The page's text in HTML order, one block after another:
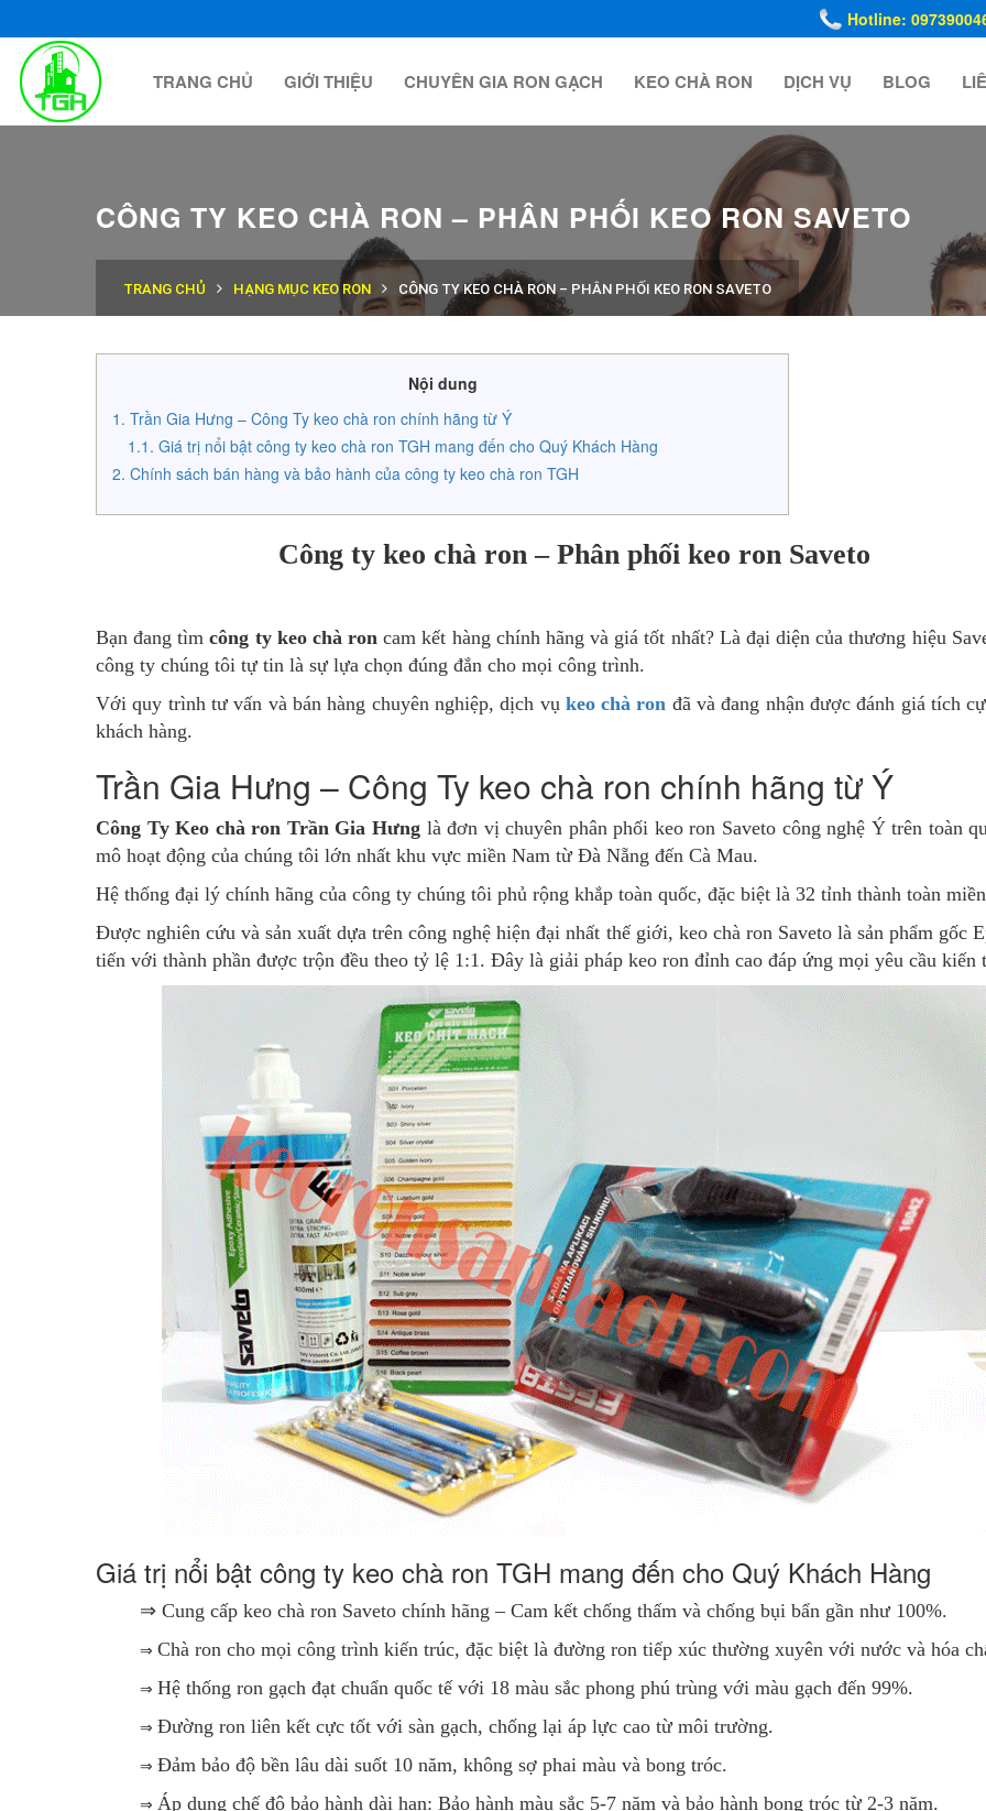
Hotline:
TRANG CHỦ GIỚI THIỆU CHUYÊN GIA RON GẠCH KEO CHÀ RON DỊCH VỤ BLOG
CÔNG TY KEO CHÀ RON – PHÂN PHỐI KEO RON SAVETO
TRANG CHỦ HẠNG MỤC KEO RON CÔNG TY KEO CHÀ RON – PHÂN PHỐI KEO RON SAVETO
Nội dung
Trần Gia Hưng – Công Ty keo chà ron chính hãng từ Ý
Giá trị nổi bật công ty keo chà ron TGH mang đến cho Quý Khách Hàng
Chính sách bán hàng và bảo hành của công ty keo chà ron TGH
Công ty keo chà ron – Phân phối keo ron Saveto
Bạn đang tìmcông ty keo chà ron cam kết hàng chính hãng và giá tốt nhất? Là đại diện của thương hiệu
công ty chúng tôi tự tin là sự lựa chọn đúng đắn cho mọi công trình.
Với quy trình tư vấn và bán hàng chuyên nghiệp, dịch vụ keo chà ron đã và đang nhận được đánh giá tích
khách hàng.
Trần Gia Hưng – Công Ty keo chà ron chính hãng từ Ý
Công Ty Keo chà ron Trần Gia Hưnglà đơn vị chuyên phân phối keo ron Saveto công nghệ Ý trên toàn
mô hoạt động của chúng tôi lớn nhất khu vực miền Nam từ Đà Nẵng đến Cà Mau.
Hệ thống đại lý chính hãng của công ty chúng tôi phủ rộng khắp toàn quốc, đặc biệt là 32 tỉnh thành toàn
Được nghiên cứu và sản xuất dựa trên công nghệ hiện đại nhất thế giới, keo chà ron Saveto là sản phẩm gốc
tiến với thành phần được trộn đều theo tỷ lệ 1:1. Đây là giải pháp keo ron đỉnh cao đáp ứng mọi yêu cầu kiến
Giá trị nổi bật công ty keo chà ron TGH mang đến cho Quý Khách Hàng
⇒ Cung cấp keo chà ron Saveto chính hãng – Cam kết chống thấm và chống bụi bẩn gần như 100%.
⇒ Chà ron cho mọi công trình kiến trúc, đặc biệt là đường ron tiếp xúc thường xuyên với nước và hóa
⇒ Hệ thống ron gạch đạt chuẩn quốc tế với 18 màu sắc phong phú trùng với màu gạch đến 99%.
⇒ Đường ron liên kết cực tốt với sàn gạch, chống lại áp lực cao từ môi trường.
⇒ Đảm bảo độ bền lâu dài suốt 10 năm, không sợ phai màu và bong tróc.
⇒ Áp dụng chế độ bảo hành dài hạn: Bảo hành màu sắc 5-7 năm và bảo hành bong tróc từ 2-3 năm.